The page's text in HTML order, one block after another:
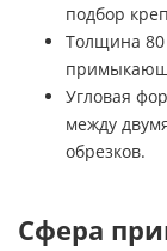
подбор
Толщина 80
Угловая
между
обрезков.
Сфера